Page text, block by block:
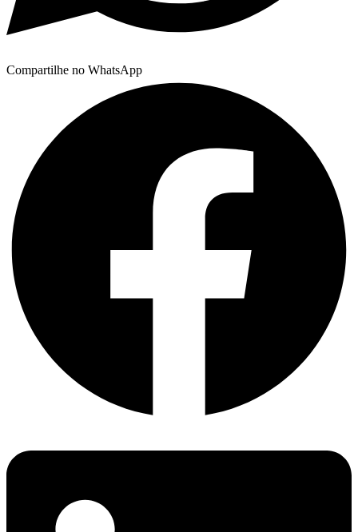
Compartilhe no WhatsApp